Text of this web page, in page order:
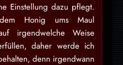
Einstellung dazu pflegt.
Honig ums Maul
irgendwelche Weise
daher werde ich
denn irgendwann